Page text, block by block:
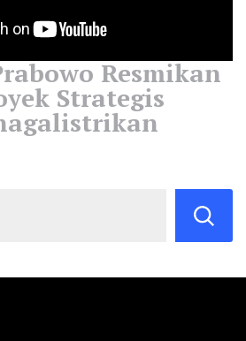
Resmikan
Strategis